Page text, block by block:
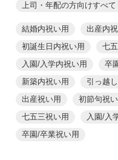
上司・年配の方向けすべて
結婚内祝い用 出産内
初誕生日内祝い用
七
入園/入学内祝い用
卒
新築内祝い用
引っ越
出産祝い用
初節句祝
七五三祝い用
入園/入
卒園/卒業祝い用